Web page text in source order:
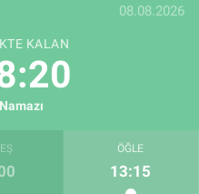
08.08.2026
KALAN
ÖĞLE
13:15